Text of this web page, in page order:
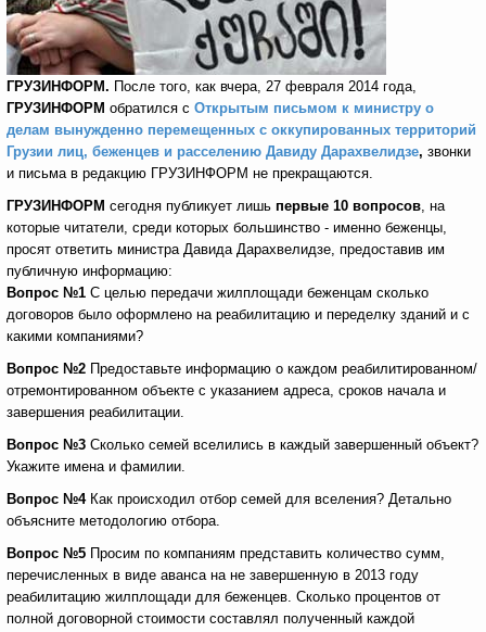
ГРУЗИНФОРМ. После того, как вчера, 27 февраля 2014 года,
ГРУЗИНФОРМ обратился с Открытым письмом к министру о
делам вынужденно перемещенных с оккупированных территорий
Грузии лиц, беженцев и расселению Давиду Дарахвелидзе, звонки
и письма в редакцию ГРУЗИНФОРМ не прекращаются.
ГРУЗИНФОРМ сегодня публикует лишь первые 10 вопросов, на
которые читатели, среди которых большинство - именно беженцы,
просят ответить министра Давида Дарахвелидзе, предоставив им
публичную информацию:
Вопрос №1 С целью передачи жилплощади беженцам сколько
договоров было оформлено на реабилитацию и переделку зданий и с
какими компаниями?
Вопрос №2 Предоставьте информацию о каждом реабилитированном/
отремонтированном объекте с указанием адреса, сроков начала и
завершения реабилитации.
Вопрос №3 Сколько семей вселились в каждый завершенный объект?
Укажите имена и фамилии.
Вопрос №4Как происходил отбор семей для вселения? Детально
объясните методологию отбора.
Вопрос №5 Просим по компаниям представить количество сумм,
перечисленных в виде аванса на не завершенную в 2013 году
реабилитацию жилплощади для беженцев. Сколько процентов от
полной договорной стоимости составлял полученный каждой